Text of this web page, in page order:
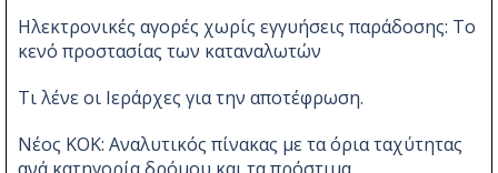
Ηλεκτρονικές αγορές χωρίς εγγυήσεις παράδοσης: Το
κενό προστασίας των καταναλωτών
Τι λένε οι Ιεράρχες για την αποτέφρωση.
Νέος ΚΟΚ: Αναλυτικός πίνακας με τα όρια ταχύτητας